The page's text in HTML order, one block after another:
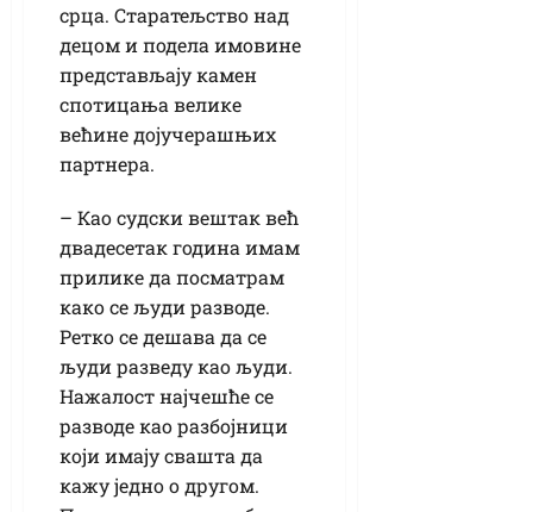
срца. Старатељство над
децом и подела имовине
представљају камен
спотицања велике
већине дојучерашњих
партнера.
– Као судски вештак већ
двадесетак година имам
прилике да посматрам
како се људи разводе.
Ретко се дешава да се
људи разведу као људи.
Нажалост најчешће се
разводе као разбојници
који имају свашта да
кажу једно о другом.